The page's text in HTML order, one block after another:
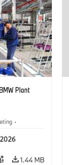
Plant
·
1.44 MB